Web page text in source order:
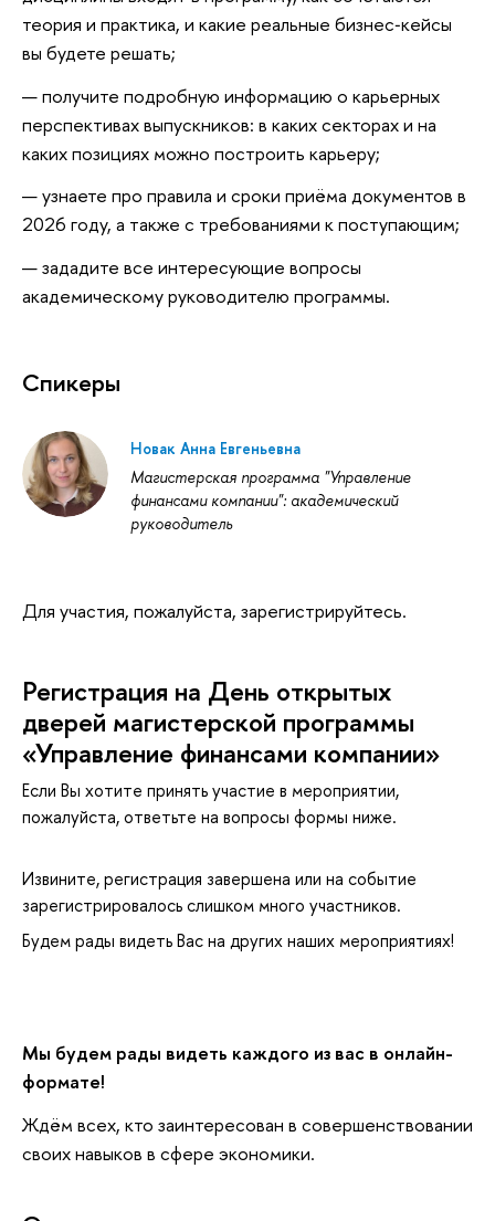
теория и практика, и какие реальные бизнес‑кейсы
ы будете решать;
получите подробную информацию о карьерных
перспективах выпускников: в каких секторах и на
каких позициях можно построить карьеру;
узнаете про правила и сроки приёма документо
2026 году, а также с требованиями к поступающим;
зададите все интересующие вопросы
академическому руководителю программы.
Спикеры
Новак Анна Евгеньевна
Магистерская программа "Управление
финансами компании": академический
руководитель
Для участия, пожалуйста, зарегистрируйтесь.
Регистрация на День открытых
дверей магистерской программы
«Управление финансами компании»
Если Вы хотите принять участие в мероприятии,
пожалуйста, ответьте на вопросы формы ниже.
Извините, регистрация завершена или на событие
зарегистрировалось слишком много участников.
Будем рады видеть Вас на других наших мероприятиях!
Мы будем рады видеть каждого из вас в онлайн-
формате!
Ждём всех, кто заинтересован в совершенствовании
своих навыков в сфере экономики.